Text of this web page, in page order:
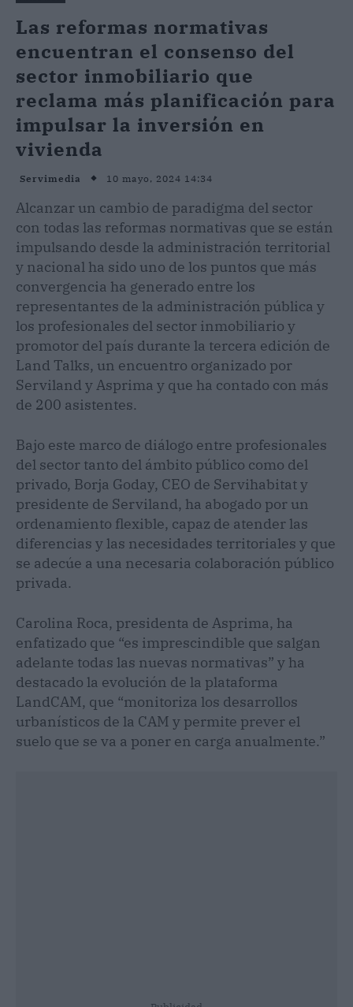
Las reformas normativas
encuentran el consenso del
sector inmobiliario que
reclama más planificación para
impulsar la inversión en
vivienda
Servimedia 10 mayo, 2024 14:34
Alcanzar un cambio de paradigma del sector
con todas las reformas normativas que se están
impulsando desde la administración territorial
y nacional ha sido uno de los puntos que más
convergencia ha generado entre los
representantes de la administración pública y
los profesionales del sector inmobiliario y
promotor del país durante la tercera edición de
Land Talks, un encuentro organizado por
Serviland y Asprima y que ha contado con más
de 200 asistentes.
Bajo este marco de diálogo entre profesionales
del sector tanto del ámbito público como del
privado, Borja Goday, CEO de Servihabitat y
presidente de Serviland, ha abogado por un
ordenamiento flexible, capaz de atender las
diferencias y las necesidades territoriales y que
se adecúe a una necesaria colaboración público
privada.
Carolina Roca, presidenta de Asprima, ha
enfatizado que “es imprescindible que salgan
adelante todas las nuevas normativas” y ha
destacado la evolución de la plataforma
LandCAM, que “monitoriza los desarrollos
urbanísticos de la CAM y permite prever el
suelo que se va a poner en carga anualmente.”